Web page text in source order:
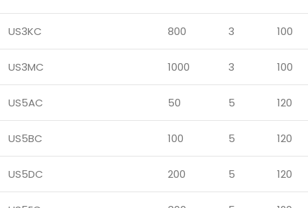
US3KC 800 3 100
US3MC 1000 3 100
US5AC 50 5 120
US5BC 100 5 120
US5DC 200 5 120